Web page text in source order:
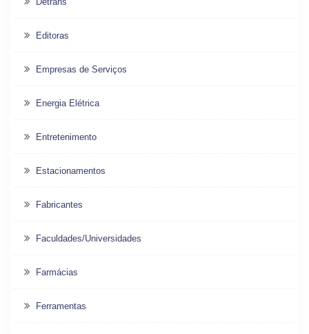
Editoras
Empresas de Serviços
Energia Elétrica
Entretenimento
Estacionamentos
Fabricantes
Faculdades/Universidades
Farmácias
Ferramentas